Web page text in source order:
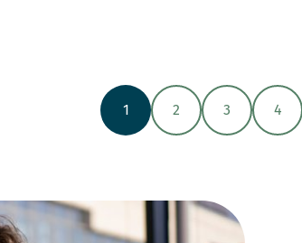
1 2 3 4